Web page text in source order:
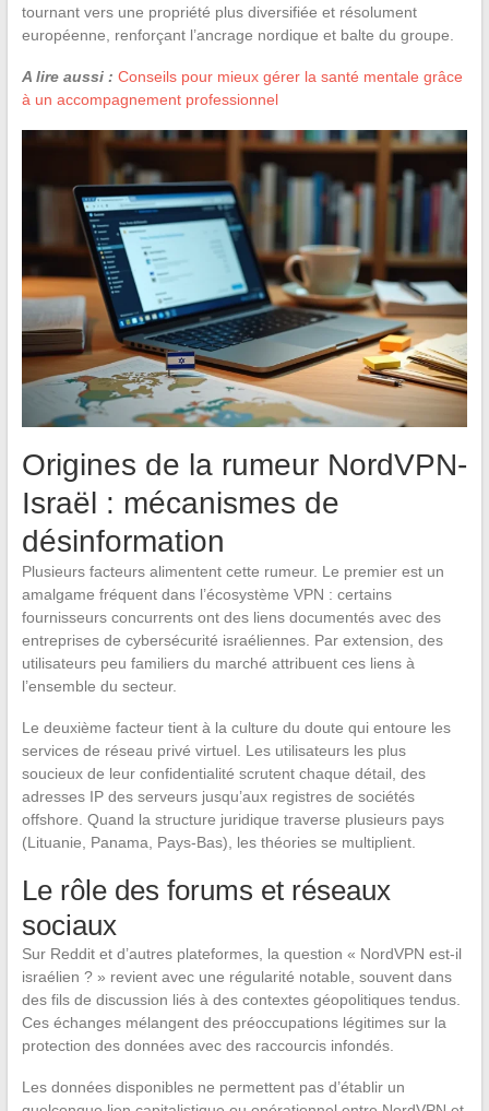
tournant vers une propriété plus diversifiée et résolument
européenne, renforçant l’ancrage nordique et balte du groupe.
A lire aussi : Conseils pour mieux gérer la santé mentale grâce
à un accompagnement professionnel
Origines de la rumeur NordVPN-
Israël : mécanismes de
désinformation
Plusieurs facteurs alimentent cette rumeur. Le premier est un
amalgame fréquent dans l’écosystème VPN : certains
fournisseurs concurrents ont des liens documentés avec des
entreprises de cybersécurité israéliennes. Par extension, des
utilisateurs peu familiers du marché attribuent ces liens à
l’ensemble du secteur.
Le deuxième facteur tient à la culture du doute qui entoure les
services de réseau privé virtuel. Les utilisateurs les plus
soucieux de leur confidentialité scrutent chaque détail, des
adresses IP des serveurs jusqu’aux registres de sociétés
offshore. Quand la structure juridique traverse plusieurs pays
(Lituanie, Panama, Pays-Bas), les théories se multiplient.
Le rôle des forums et réseaux
sociaux
Sur Reddit et d’autres plateformes, la question « NordVPN est-il
israélien ? » revient avec une régularité notable, souvent dans
des fils de discussion liés à des contextes géopolitiques tendus.
Ces échanges mélangent des préoccupations légitimes sur la
protection des données avec des raccourcis infondés.
Les données disponibles ne permettent pas d’établir un